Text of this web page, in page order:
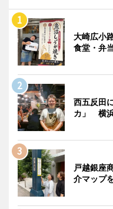
大崎広小
食堂・弁
西五反田
カ」 横
戸越銀座
介マップ